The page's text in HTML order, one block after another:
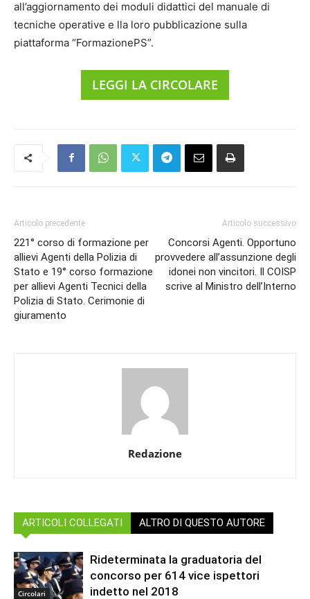
all’aggiornamento dei moduli didattici del manuale di
tecniche operative e lla loro pubblicazione sulla
piattaforma “FormazionePS”.
LEGGI LA CIRCOLARE
Articolo precedente
221° corso di formazione per
allievi Agenti della Polizia di
Stato e 19° corso formazione
per allievi Agenti Tecnici della
Polizia di Stato. Cerimonie di
giuramento
Articolo successivo
Concorsi Agenti. Opportuno
provvedere all’assunzione degli
idonei non vincitori. Il COISP
scrive al Ministro dell’Interno
Redazione
ARTICOLI COLLEGATI ALTRO DI QUESTO AUTORE
Circolari
Rideterminata la graduatoria del
concorso per 614 vice ispettori
indetto nel 2018